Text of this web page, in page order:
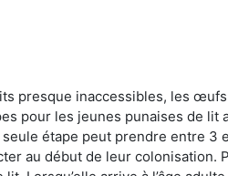
presque inaccessibles, les
pour les jeunes punaises de
étape peut prendre entre 3
au début de leur